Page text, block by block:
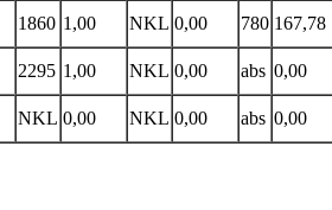
1860 1,00 NKL 0,00 780 167,78
2295 1,00 NKL 0,00 abs 0,00
NKL 0,00 NKL 0,00 abs 0,00